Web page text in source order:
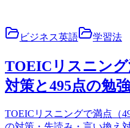
ビジネス英語 学習法
TOEICリスニン
対策と495点の勉
TOEICリスニングで満点（